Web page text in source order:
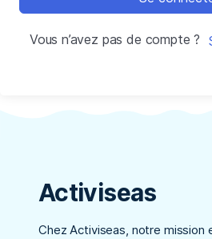
Vous n’avez pas de compte ?
Activiseas
Chez Activiseas, notre mission